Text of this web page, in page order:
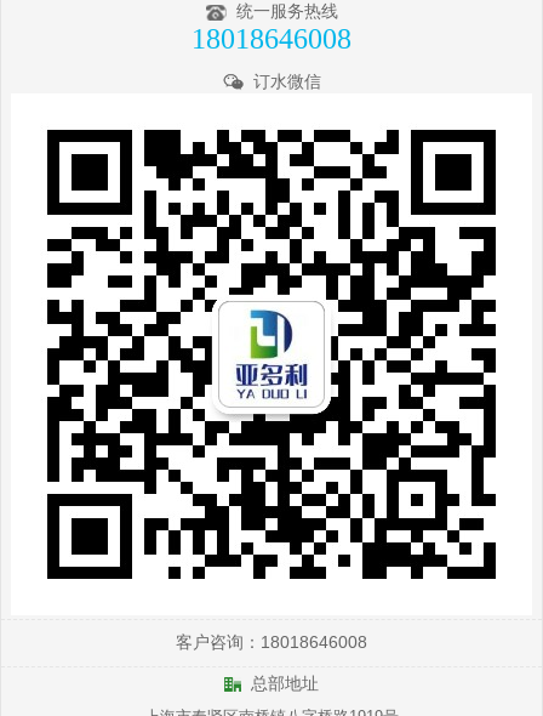
统一服务热线
18018646008
订水微信
客户咨询：18018646008
总部地址